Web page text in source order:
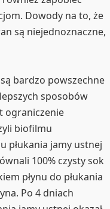
Dowody na to, że
są niejednoznaczne,
bardzo powszechne
sposobów
ograniczenie
biofilmu
płukania jamy ustnej
100% czysty sok
płynu do płukania
Po 4 dniach